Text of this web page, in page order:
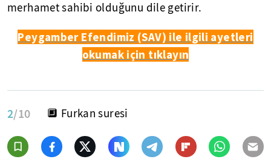
merhamet sahibi olduğunu dile getirir.
Peygamber Efendimiz (SAV) ile ilgili ayetleri
okumak için tıklayın
2/10 🔲 Furkan suresi